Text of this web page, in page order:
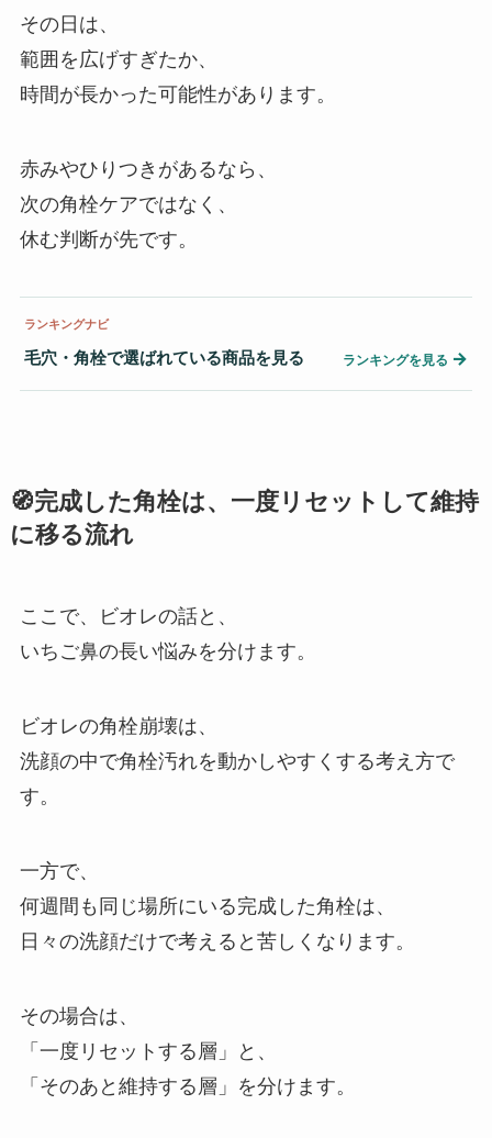
その日は、
範囲を広げすぎたか、
時間が長かった可能性があります。
赤みやひりつきがあるなら、
次の角栓ケアではなく、
休む判断が先です。
ランキングナビ
毛穴・角栓で選ばれている商品を見る ランキングを見る →
🧭完成した角栓は、一度リセットして維持
に移る流れ
ここで、ビオレの話と、
いちご鼻の長い悩みを分けます。
ビオレの角栓崩壊は、
洗顔の中で角栓汚れを動かしやすくする考え方で
す。
一方で、
何週間も同じ場所にいる完成した角栓は、
日々の洗顔だけで考えると苦しくなります。
その場合は、
「一度リセットする層」と、
「そのあと維持する層」を分けます。